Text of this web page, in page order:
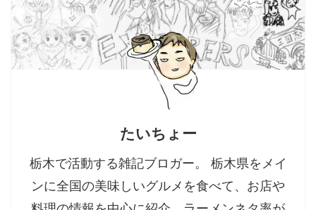
たいちょー
栃木で活動する雑記ブロガー。 栃木県をメイ
ンに全国の美味しいグルメを食べて、お店や